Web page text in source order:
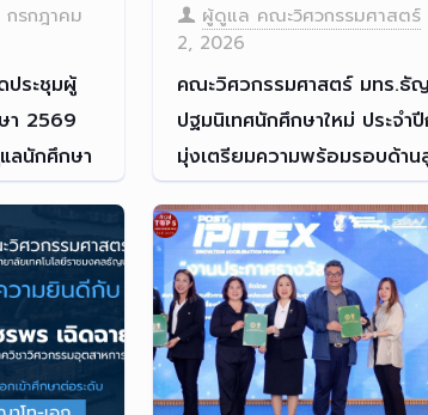
กรกฎาคม
ระชุมผู้
า 2569
ลนักศึกษา
Read more
ผู้ดูแล คณะวิศวกรรมศาสตร์
2, 2026
คณะวิศวกรรมศาสตร์ มทร.ธั
ปฐมนิเทศนักศึกษาใหม่ ประจำ
มุ่งเตรียมความพร้อมรอบด้าน
คณะวิศวกรรมศาสตร์ มทร.ธัญบ